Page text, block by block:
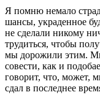
Я помню немало
шансы, украденное
не сделали никому
трудиться, чтобы
мы дорожили этим.
совести, как и
говорит, что, может,
сдал в последнее